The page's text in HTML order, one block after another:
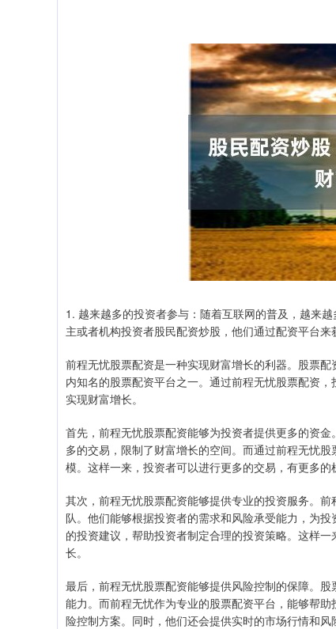
1. 越来越多的投资者参与：随着互联网的普及，越来
主或者机构投资者股民配资炒股，他们通过配资平台来
前程无忧股票配资是一种实现财富增长的利器。股票
内知名的股票配资平台之一。通过前程无忧股票配资
实现财富增长。
首先，前程无忧股票配资能够为投资者提供更多的资
多的交易，限制了财富增长的空间。而通过前程无忧
模。这样一来，投资者可以进行更多的交易，有更多的
其次，前程无忧股票配资能够提供专业的投资服务。
队。他们能够根据投资者的需求和风险承受能力，为
的投资建议，帮助投资者制定合理的投资策略。这样
长。
最后，前程无忧股票配资能够提供风险控制的保障。
能力。而前程无忧作为专业的股票配资平台，能够帮
险控制方案。同时，他们还会提供实时的市场行情和